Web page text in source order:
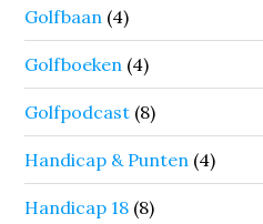
Golfbaan (4)
Golfboeken (4)
Golfpodcast (8)
Handicap & Punten (4)
Handicap 18 (8)